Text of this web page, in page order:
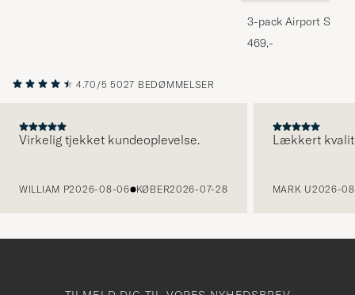
3-pack Airport
Melange
469,-
4.70/5 5027 BEDØMMELSER
Virkelig tjekket kundeoplevelse.
WILLIAM P2026-08-06 KØBER2026-07-28
Lækkert
MARK U2026-